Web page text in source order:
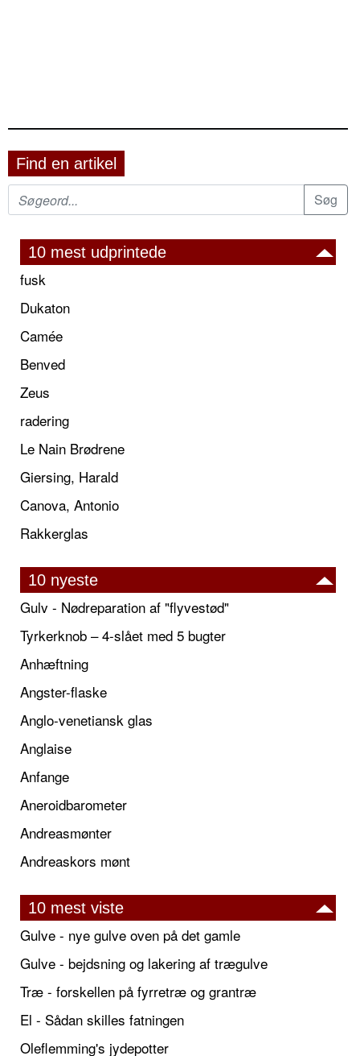
Find en artikel
10 mest udprintede
fusk
Dukaton
Camée
Benved
Zeus
radering
Le Nain Brødrene
Giersing, Harald
Canova, Antonio
Rakkerglas
10 nyeste
Gulv - Nødreparation af "flyvestød"
Tyrkerknob – 4-slået med 5 bugter
Anhæftning
Angster-flaske
Anglo-venetiansk glas
Anglaise
Anfange
Aneroidbarometer
Andreasmønter
Andreaskors mønt
10 mest viste
Gulve - nye gulve oven på det gamle
Gulve - bejdsning og lakering af trægulve
Træ - forskellen på fyrretræ og grantræ
El - Sådan skilles fatningen
Oleflemming's jydepotter